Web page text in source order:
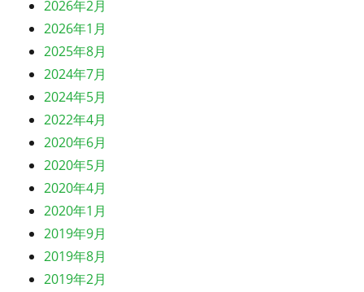
2026年2月
2026年1月
2025年8月
2024年7月
2024年5月
2022年4月
2020年6月
2020年5月
2020年4月
2020年1月
2019年9月
2019年8月
2019年2月